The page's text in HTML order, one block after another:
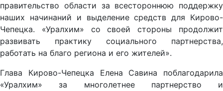
правительство области за всестороннюю поддержку
наших начинаний и выделение средств для Кирово-
Чепецка. «Уралхим» со своей стороны продолжит
развивать практику социального партнерства,
работать на благо региона и его жителей».
Глава Кирово-Чепецка Елена Савина поблагодарила
«Уралхим» за многолетнее партнерство и